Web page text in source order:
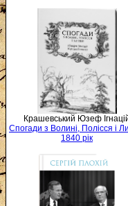
Крашевський Юзеф
Спогади з Волині, Полісся і
1840 рік